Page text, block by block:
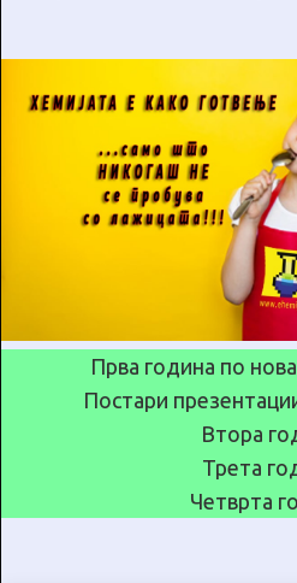
Прва година по
Постари
Втора
Трета
Четврта